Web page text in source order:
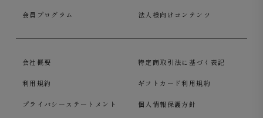
会員プログラム 法人様向けコンテンツ
会社概要 特定商取引法に基づく表記
利用規約 ギフトカード利用規約
プライバシーステートメント 個人情報保護方針